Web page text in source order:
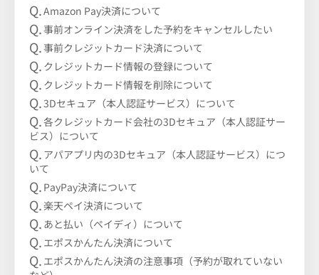
Amazon Pay決済について
事前オンライン決済をした予約をキャンセルしたい
事前クレジットカード決済について
クレジットカード情報の登録について
クレジットカード情報を削除について
3Dセキュア（本人認証サービス）について
各クレジットカード会社の3Dセキュア（本人認証サー
ビス）について
アパアプリ内の3Dセキュア（本人認証サービス）につ
いて
PayPay決済について
楽天ペイ決済について
あと払い（ペイディ）について
エポスかんたん決済について
エポスかんたん決済の注意事項（予約が取れていない